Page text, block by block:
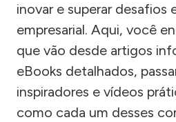
inovar e superar desafios
empresarial. Aqui, você
que vão desde artigos
eBooks detalhados,
inspiradores e vídeos
como cada um desses